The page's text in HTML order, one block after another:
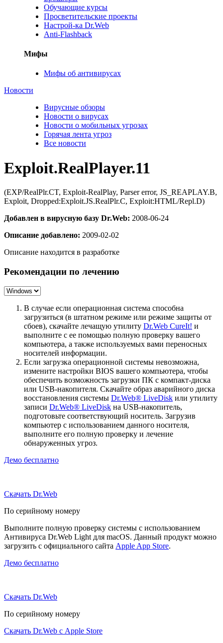
Обучающие курсы
Просветительские проекты
Настрой-ка Dr.Web
Anti-Flashback
Мифы
Мифы об антивирусах
Новости
Вирусные обзоры
Новости о вирусах
Новости о мобильных угрозах
Горячая лента угроз
Все новости
Exploit.RealPlayer.11
(EXP/RealPlr.CT, Exploit-RealPlay, Parser error, JS_REAPLAY.B,
Exploit, Dropped:Exploit.JS.RealPlr.C, Exploit:HTML/Repl.D)
Добавлен в вирусную базу Dr.Web: 2008-06-24
Описание добавлено: 2009-02-02
Описание находится в разработке
Рекомендации по лечению
В случае если операционная система способна
загрузиться (в штатном режиме или режиме защиты от
сбоев), скачайте лечащую утилиту Dr.Web CureIt! и
выполните с ее помощью полную проверку вашего
компьютера, а также используемых вами переносных
носителей информации.
Если загрузка операционной системы невозможна,
измените настройки BIOS вашего компьютера, чтобы
обеспечить возможность загрузки ПК с компакт-диска
или USB-накопителя. Скачайте образ аварийного диска
восстановления системы Dr.Web® LiveDisk или утилиту
записи Dr.Web® LiveDisk на USB-накопитель,
подготовьте соответствующий носитель. Загрузив
компьютер с использованием данного носителя,
выполните его полную проверку и лечение
обнаруженных угроз.
Демо бесплатно
Скачать Dr.Web
По серийному номеру
Выполните полную проверку системы с использованием
Антивируса Dr.Web Light для macOS. Данный продукт можно
загрузить с официального сайта Apple App Store.
Демо бесплатно
Скачать Dr.Web
По серийному номеру
Скачать Dr.Web с Apple Store